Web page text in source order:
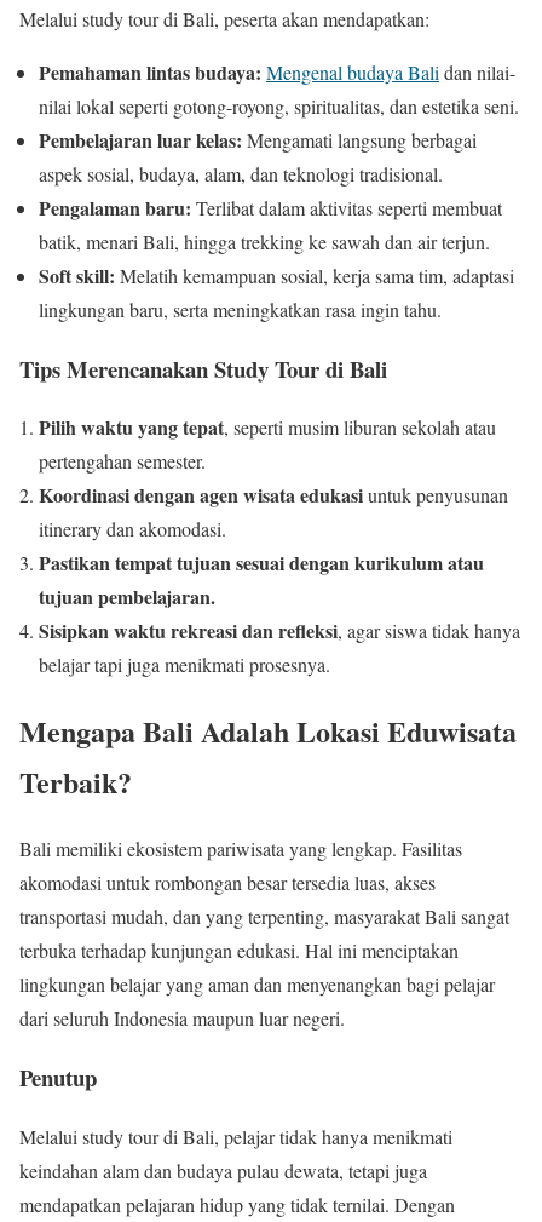
Melalui study tour di Bali, peserta akan mendapatkan:
Pemahaman lintas budaya: Mengenal budaya Bali dan nilai-
nilai lokal seperti gotong-royong, spiritualitas, dan estetika seni.
Pembelajaran luar kelas: Mengamati langsung berbagai
aspek sosial, budaya, alam, dan teknologi tradisional.
Pengalaman baru: Terlibat dalam aktivitas seperti membuat
batik, menari Bali, hingga trekking ke sawah dan air terjun.
Soft skill: Melatih kemampuan sosial, kerja sama tim, adaptasi
lingkungan baru, serta meningkatkan rasa ingin tahu.
Tips Merencanakan Study Tour di Bali
Pilih waktu yang tepat, seperti musim liburan sekolah atau
pertengahan semester.
Koordinasi dengan agen wisata edukasiuntuk penyusunan
itinerary dan akomodasi.
Pastikan tempat tujuan sesuai dengan kurikulum atau
tujuan pembelajaran.
Sisipkan waktu rekreasi dan refleksi, agar siswa tidak hanya
belajar tapi juga menikmati prosesnya.
Mengapa Bali Adalah Lokasi Eduwisata
Terbaik?
Bali memiliki ekosistem pariwisata yang lengkap. Fasilitas
akomodasi untuk rombongan besar tersedia luas, akses
transportasi mudah, dan yang terpenting, masyarakat Bali sangat
terbuka terhadap kunjungan edukasi. Hal ini menciptakan
lingkungan belajar yang aman dan menyenangkan bagi pelajar
dari seluruh Indonesia maupun luar negeri.
Penutup
Melalui study tour di Bali, pelajar tidak hanya menikmati
keindahan alam dan budaya pulau dewata, tetapi juga
mendapatkan pelajaran hidup yang tidak ternilai. Dengan